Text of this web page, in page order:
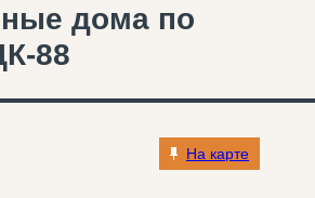
дома по
88
На карте